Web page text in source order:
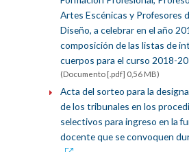
Artes Escénicas y Profesores
Diseño, a celebrar en el año
composición de las listas de
cuerpos para el curso 2018-
(Documento [.pdf] 0,56 MB)
Acta del sorteo para la
de los tribunales en los
selectivos para ingreso en la
docente que se convoquen